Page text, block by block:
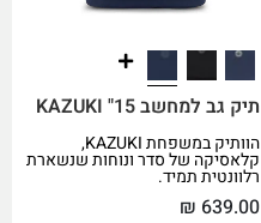
תיק גב למחשב 15" KAZUKI
הוותיק במשפחת KAZUKI,
קלאסיקה של סדר ונוחות שנשארת
רלוונטית תמיד.
₪ 639.00